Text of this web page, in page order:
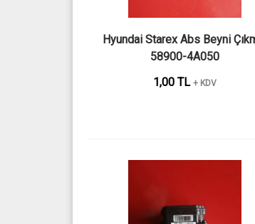
Hyundai Starex Abs Beyni
58900-4A050
1,00 TL + KDV